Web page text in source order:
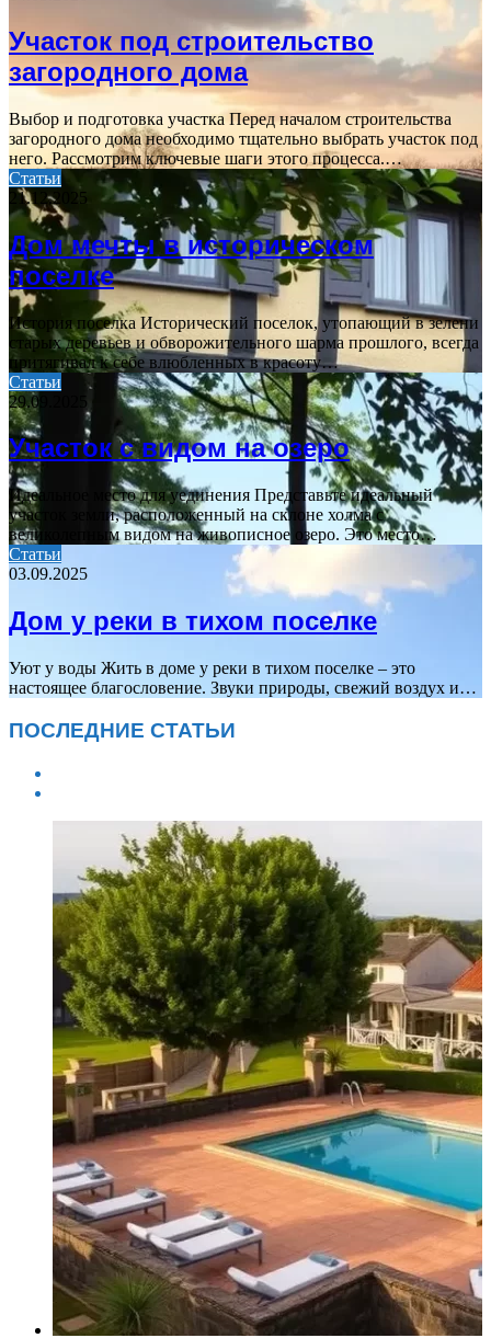
Участок под строительство
загородного дома
Выбор и подготовка участка Перед началом строительства
загородного дома необходимо тщательно выбрать участок под
него. Рассмотрим ключевые шаги этого процесса.…
Статьи
21.12.2025
Дом мечты в историческом
поселке
История поселка Исторический поселок, утопающий в зелени
старых деревьев и обворожительного шарма прошлого, всегда
притягивал к себе влюбленных в красоту…
Статьи
29.09.2025
Участок с видом на озеро
Идеальное место для уединения Представьте идеальный
участок земли, расположенный на склоне холма с
великолепным видом на живописное озеро. Это место…
Статьи
03.09.2025
Дом у реки в тихом поселке
Уют у воды Жить в доме у реки в тихом поселке – это
настоящее благословение. Звуки природы, свежий воздух и…
ПОСЛЕДНИЕ СТАТЬИ